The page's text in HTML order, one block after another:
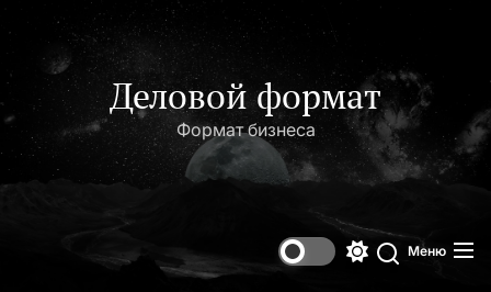
содержимому
Деловой формат
Формат бизнеса
Поиск
Меню